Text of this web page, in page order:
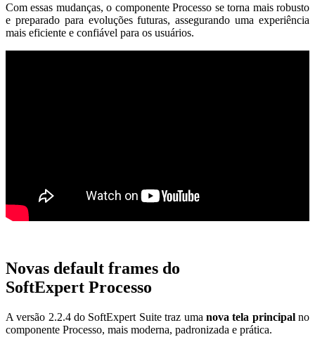
Com essas mudanças, o componente Processo se torna mais robusto
e preparado para evoluções futuras, assegurando uma experiência
mais eficiente e confiável para os usuários.
Novas default frames do
SoftExpert Processo
A versão 2.2.4 do SoftExpert Suite traz uma nova tela principalno
componente Processo, mais moderna, padronizada e prática.